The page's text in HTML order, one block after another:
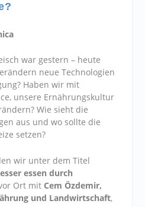
war gestern – heute
neue Technologien
Haben wir mit
unsere Ernährungskultur
Wie sieht die
aus und wo sollte die
setzen?
wir unter dem Titel
essen durch
Ort mit Cem Özdemir,
und Landwirtschaft,